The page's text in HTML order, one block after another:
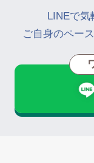
LINEで気
ご自身のペー